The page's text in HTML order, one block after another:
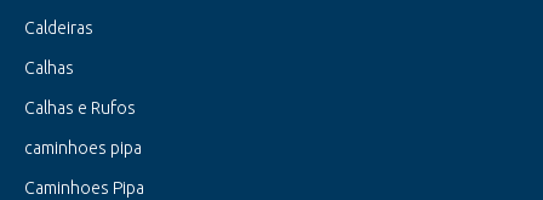
Caldeiras
Calhas
Calhas e Rufos
caminhoes pipa
Caminhoes Pipa